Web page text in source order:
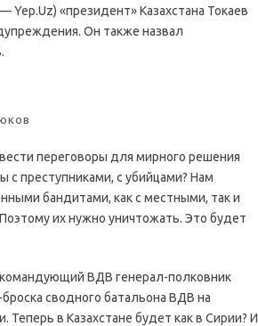
«президент» Казахстана Токаев
Он также назвал
переговоры для мирного решения
с преступниками, с убийцами? Нам
бандитами, как с местными, так и
их нужно уничтожать. Это будет
ВДВ генерал-полковник
сводного батальона ВДВ на
в Казахстане будет как в Сирии? И